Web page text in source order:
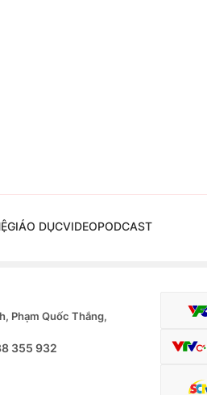
GIÁO DỤCVIDEOPODCAST
Phạm Quốc Thắng,
355 932